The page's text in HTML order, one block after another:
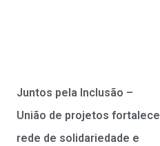
Juntos pela Inclusão –
União de projetos fortalece
rede de solidariedade e